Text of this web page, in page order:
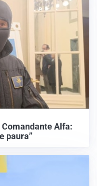
Alfa:
paura”